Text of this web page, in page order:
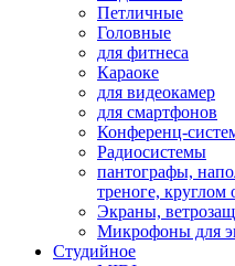
Петличные
Головные
для фитнеса
Караоке
для видеокамер
для смартфонов
Конференц-
Радиосистемы
пантографы,
треноге, круглом
Экраны,
Микрофоны для
Студийное